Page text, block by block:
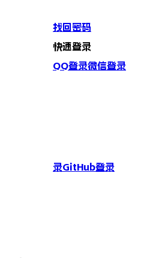
找回密码
快速登录
QQ登录微信登录
录GitHub登录